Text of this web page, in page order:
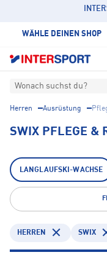
WÄHLE DEINEN SHOP
Wonach suchst du?
Herren Ausrüstung
SWIX PFLEGE &
LANGLAUFSKI-WACHSE
HERREN SWIX